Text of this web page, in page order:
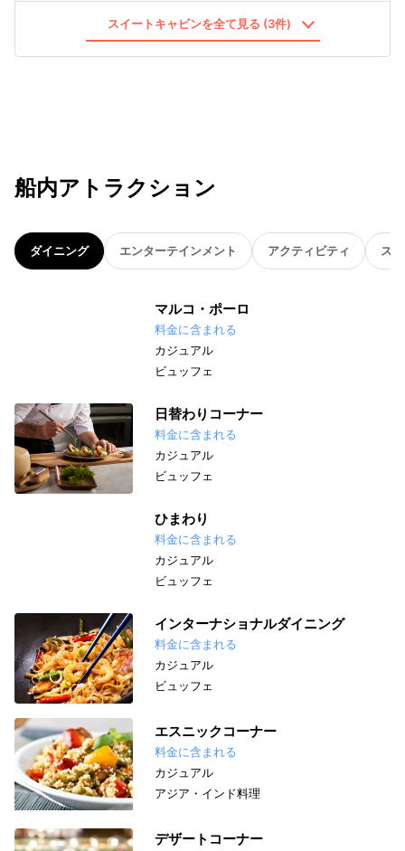
スイートキャビンを全て見る (3件)
船内アトラクション
ダイニング エンターテインメント アクティビティ ス
マルコ・ポーロ
料金に含まれる
カジュアル
ビュッフェ
日替わりコーナー
料金に含まれる
カジュアル
ビュッフェ
ひまわり
料金に含まれる
カジュアル
ビュッフェ
インターナショナルダイニング
料金に含まれる
カジュアル
ビュッフェ
エスニックコーナー
料金に含まれる
カジュアル
アジア・インド料理
デザートコーナー